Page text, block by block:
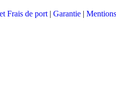
Frais de port | Garantie |